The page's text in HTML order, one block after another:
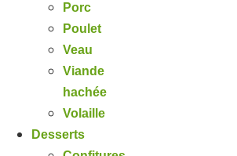
Porc
Poulet
Veau
Viande
hachée
Volaille
Desserts